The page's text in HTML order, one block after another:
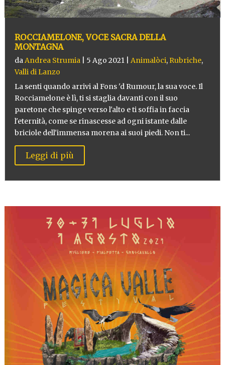
ROCCIAMELONE, VOCE SACRA DELLA
MONTAGNA
daAndrea Strumia| 5 Ago 2021| Animalòci, Rubriche,
Valli di Lanzo
La senti quando arrivi al Fons 'd Rumour, la sua voce. Il
Rocciamelone è lì, ti si staglia davanti con il suo
paretone che spinge verso l'alto e ti soffia in faccia
l'eternità, come se rinascesse ad ogni istante dalle
briciole dell'immensa morena ai suoi piedi. Non ti...
Leggi di più